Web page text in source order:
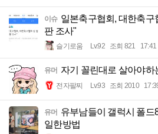
이슈 일본축구협회, 대한축구
판 조사"
슬기로움 Lv.92 조회 821 17:41
유머 자기 꼴린대로 살아야하
전자팔찌 Lv.93 조회 2010
유머 유부남들이 갤럭시 폴드
일한방법